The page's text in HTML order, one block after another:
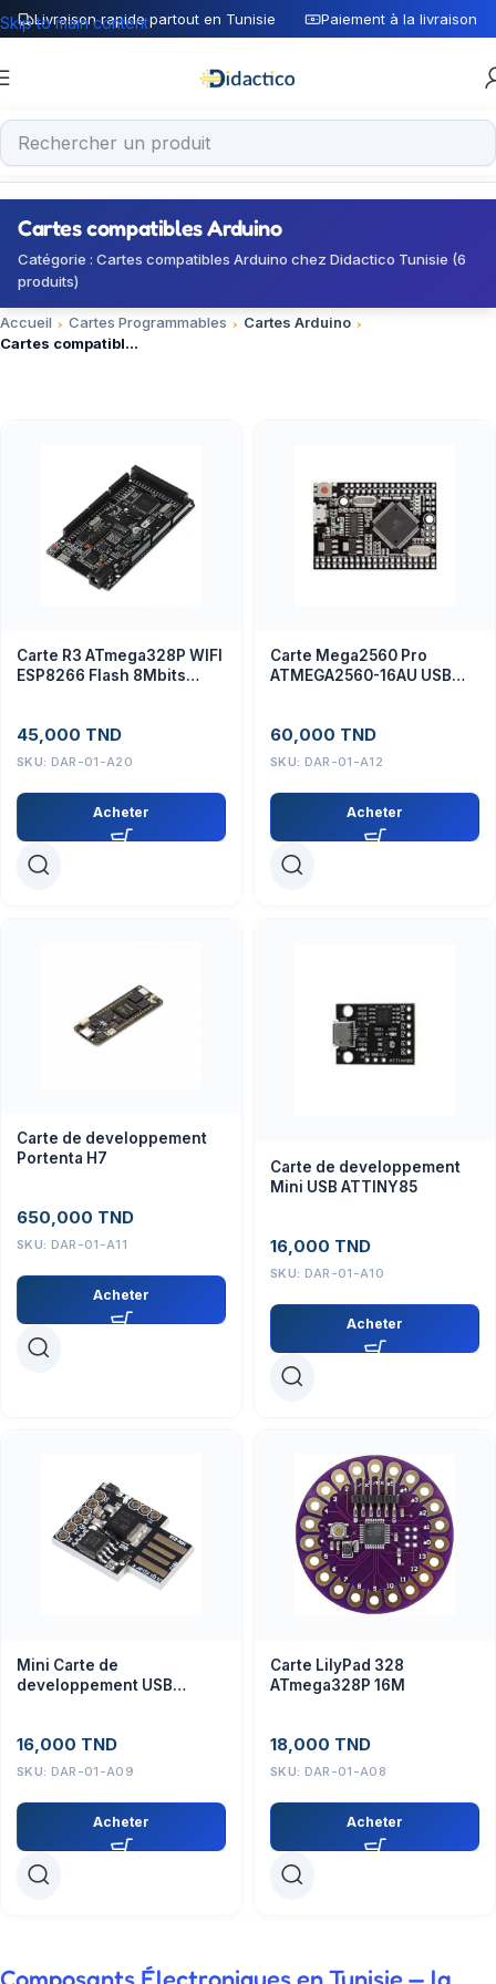
Livraison rapide partout en Tunisie Paiement à la livraison
Skip to main content
Cartes compatibles Arduino
Catégorie : Cartes compatibles Arduino chez Didactico Tunisie (6
produits)
Accueil Cartes Programmables
Cartes Arduino
Cartes compatibles Arduino
Carte R3 ATmega328P WIFI
ESP8266 Flash 8Mbits
45,000 TND
SKU: DAR-01-A20
Acheter
Carte Mega2560 Pro
ATMEGA2560-16AU USB
60,000 TND
SKU: DAR-01-A12
Acheter
Carte de developpement
Portenta H7
650,000 TND
SKU: DAR-01-A11
Acheter
Carte de developpement
Mini USB ATTINY85
16,000 TND
SKU: DAR-01-A10
Acheter
Mini Carte de
developpement USB
16,000 TND
SKU: DAR-01-A09
Acheter
Carte LilyPad 328
ATmega328P 16M
18,000 TND
SKU: DAR-01-A08
Acheter
Composants Électroniques en Tunisie — la